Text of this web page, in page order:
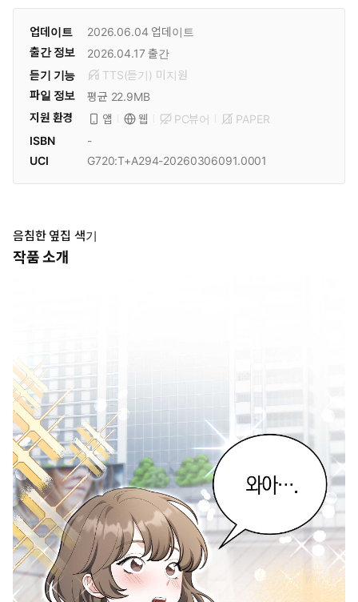
업데이트 2026.06.04 업데이트
출간 정보
2026.04.17 출간
듣기 기능
TTS(듣기) 미 지원
파일 정보
평균 22.9MB
지원 환경
앱 웹 PC뷰어
PAPER
ISBN
-
UCI
G720:T+A294-20260306091.0001
음침한 옆집 색기
작품 소개